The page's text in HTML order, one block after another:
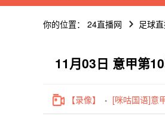
你的位置： 24直播网 足球
11月03日 意甲第
【录像】 [咪咕国语]意